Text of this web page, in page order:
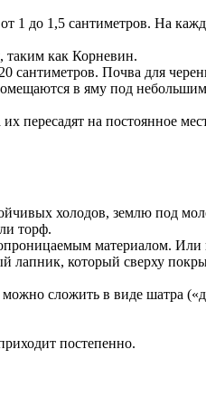
1 до 1,5 сантиметров. На
таким как Корневин.
Почва для
в яму под
пересадят на постоянное
холодов, землю под
торф.
материалом. Или
лапник, который сверху
сложить в виде шатра
постепенно.